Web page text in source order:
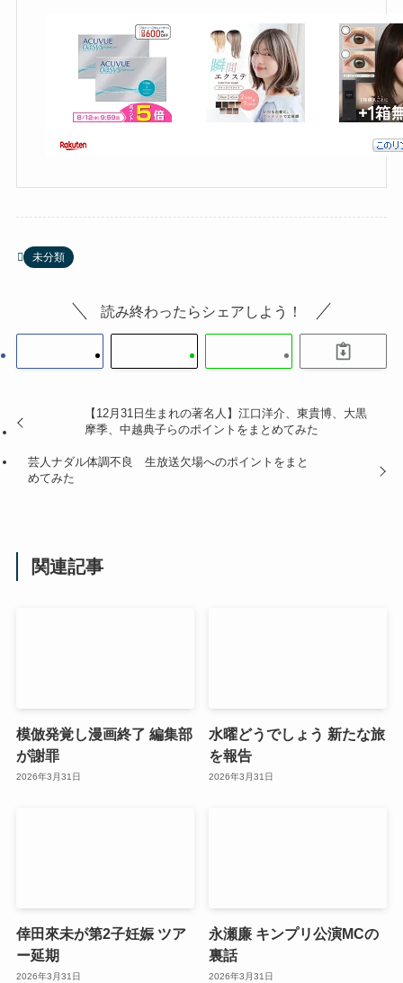
未分類
読み終わったらシェアしよう！
【12月31日生まれの著名人】江口洋介、東貴博、大黒
摩季、中越典子らのポイントをまとめてみた
芸人ナダル体調不良 生放送欠場へのポイントをまと
めてみた
関連記事
模倣発覚し漫画終了 編集部
が謝罪
2026年3月31日
水曜どうでしょう 新たな旅
を報告
2026年3月31日
倖田來未が第2子妊娠 ツア
ー延期
2026年3月31日
永瀬廉 キンプリ公演MCの
裏話
2026年3月31日